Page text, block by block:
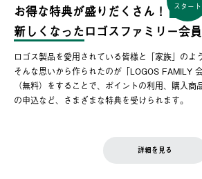
お得な特典が盛りだくさん！
スタート
新しくなった ロゴスファミリー会員
ロゴス製品を愛用されている皆様と「家族」のよ
そんな思いから作られたのが「LOGOS FAMILY
（無料）をすることで、ポイントの利用、購入
の申込など、さまざまな特典を受けられます。
詳細を見る